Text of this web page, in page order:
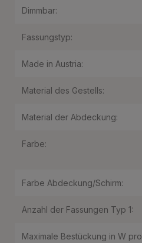
Dimmbar:
Fassungstyp:
Made in Austria:
Material des Gestells:
Material der Abdeckung:
Farbe:
Farbe Abdeckung/Schirm:
Anzahl der Fassungen Typ 1:
Maximale Bestückung in W pro